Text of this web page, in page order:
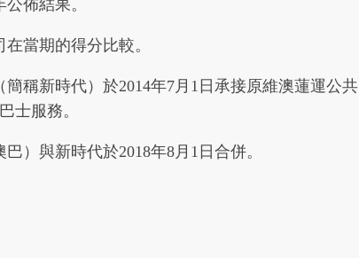
佈結果。
當期的得分比較。
稱新時代）於2014年7月1日承接原維澳蓮運公共
士服務。
）與新時代於2018年8月1日合併。